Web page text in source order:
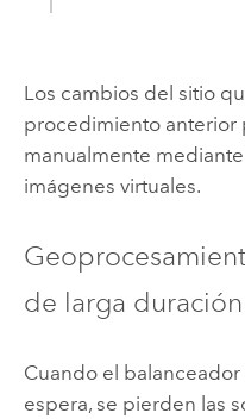
Los cambios del sitio
procedimiento anterior
manualmente mediante
imágenes virtuales.
de larga duración
Cuando el
espera, se pierden las